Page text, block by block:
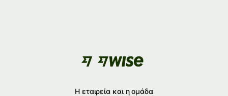
Η εταιρεία και η ομάδα